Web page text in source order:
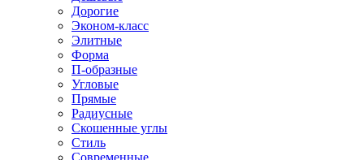
Дорогие
Эконом-класс
Элитные
Форма
П-образные
Угловые
Прямые
Радиусные
Скошенные углы
Стиль
Современные